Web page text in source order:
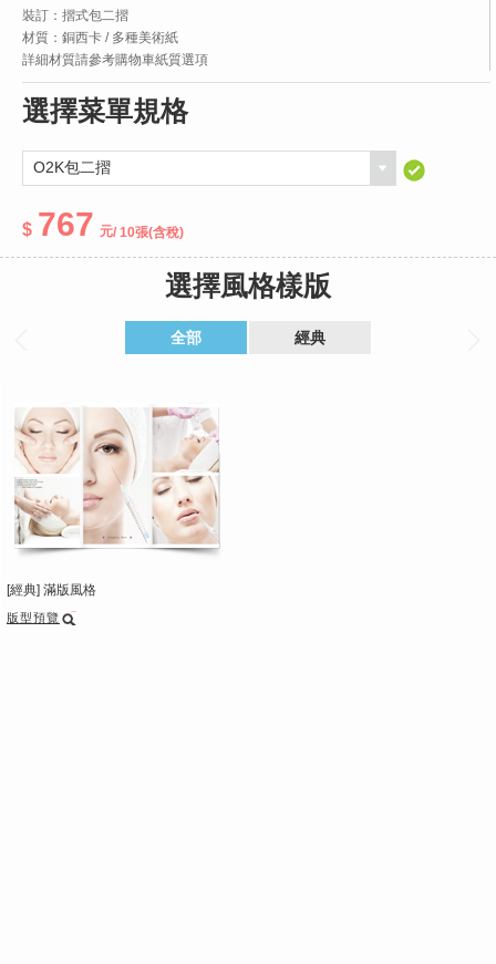
裝訂：摺式包二摺
材質：銅西卡 / 多種美術紙
詳細材質請參考購物車紙質選項
選擇菜單規格
767 / 10張(含稅)
選擇風格樣版
全部 經典
[經典] 滿版風格
版型預覽